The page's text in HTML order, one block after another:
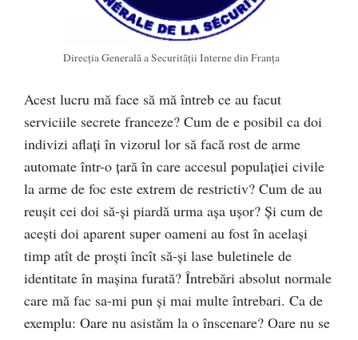
Direcția Generală a Securității Interne din Franța
Acest lucru mă face să mă întreb ce au facut
serviciile secrete franceze? Cum de e posibil ca doi
indivizi aflați în vizorul lor să facă rost de arme
automate într-o țară în care accesul populației civile
la arme de foc este extrem de restrictiv? Cum de au
reușit cei doi să-și piardă urma așa ușor? Și cum de
acești doi aparent super oameni au fost în același
timp atît de proști încît să-și lase buletinele de
identitate în mașina furată? Întrebări absolut normale
care mă fac sa-mi pun și mai multe întrebari. Ca de
exemplu: Oare nu asistăm la o înscenare? Oare nu se